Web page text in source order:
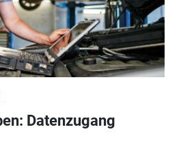
Datenzugang